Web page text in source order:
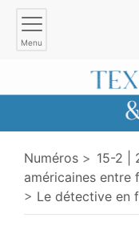
Menu
Numéros
15-2 |
américaines entre
Le détective en